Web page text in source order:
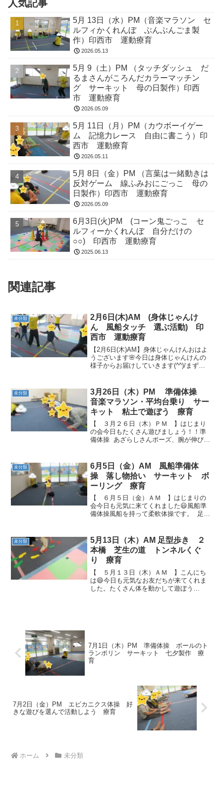
人気記事
5月 13日（水）PM（音楽マラソン セ
ルフィかくれんぼ ぶんぶんごま製
作）印西市 運動療育
2026.05.13
5月 9（土）PM （タッチダッシュ だ
るまさんがころんだカラーマッチン
グ サーキット 母の日製作）印西
市 運動療育
2026.05.09
5月 11日（月）PM（カウボーイゲー
ム 記憶力レース 自由に書こう）印
西市 運動療育
2026.05.11
5月 8日（金）PM （言葉は一緒動きは
反対ゲーム 線ふみおにごっこ 母の
日製作）印西市 運動療育
2026.05.09
6月3日(火)PM (コーン鬼ごっこ セ
ルフィーかくれんぼ 自分だけの
○○) 印西市 運動療育
2025.06.13
関連記事
未分類
2月6日(木)AM (身体じゃんけ
ん 風船タッチ 選ぶ活動) 印
西市 運動療育
【2月6日(木)AM】身体じゃんけんおはよ
うございます🌸今日は身体じゃんけんの
様子からお届けしていきます(^^)/まずは
船🎈をタッチできるかな(^^)/ それ
っ！...
未分類
3月26日（木）PM 準備体操
音楽マラソン・平均台乗り サー
キット 粘土で遊ぼう 療育
【 ３月２６日（木）ＰＭ 】はじまり
の会今日もたくさん遊びましょう！！準
備体操 あざらしさんポーズ、腕が伸びて
ます。音楽がなったらスタートです(^^♪
音楽がス...
未分類
6月5日（金）AM 風船準備体
操 落し物拾い サーキット ボ
ーリング 療育
【 ６月５日（金）ＡＭ 】はじまりの
会今日も元気に来てくれました😃風船準
備体操風船を持って柔軟体操です。 足に
トルを使って落とさないように風船をポ
ンポン🎈み...
未分類
5月13日（木）AM 足型歩き ２
本橋 芝生の道 トンネルくぐ
り 療育
【 ５月１３日（木）ＡＭ 】こんにち
は😄今日も元気なお友だちが来てくれま
した。たくさん体を動かして遊ぼう
7月1日（木）PM 準備体操 ボールのト
ランポリン サーキット 七夕製作 療
育
7月2日（金）PM エビカニクス体操 好
きな遊びを選んで活動しよう 療育
ホーム 未分類